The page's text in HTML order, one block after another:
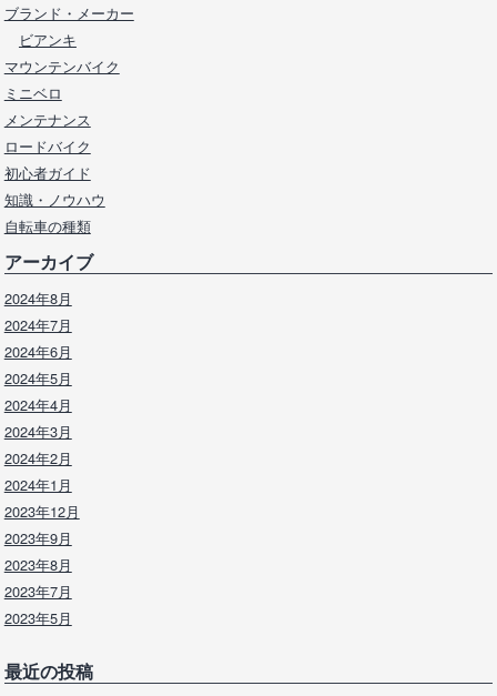
ブランド・メーカー
ビアンキ
マウンテンバイク
ミニベロ
メンテナンス
ロードバイク
初心者ガイド
知識・ノウハウ
自転車の種類
アーカイブ
2024年8月
2024年7月
2024年6月
2024年5月
2024年4月
2024年3月
2024年2月
2024年1月
2023年12月
2023年9月
2023年8月
2023年7月
2023年5月
最近の投稿